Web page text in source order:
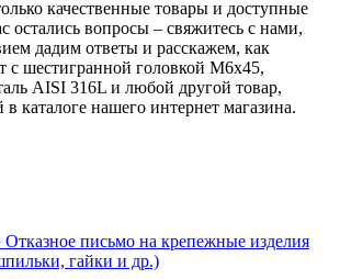
качественные товары и доступные
остались вопросы – свяжитесь с нами,
дадим ответы и расскажем, как
с шестигранной головкой М6х45,
AISI 316L и любой другой товар,
каталоге нашего интернет магазина.
письмо на крепежные изделия
гайки и др.)